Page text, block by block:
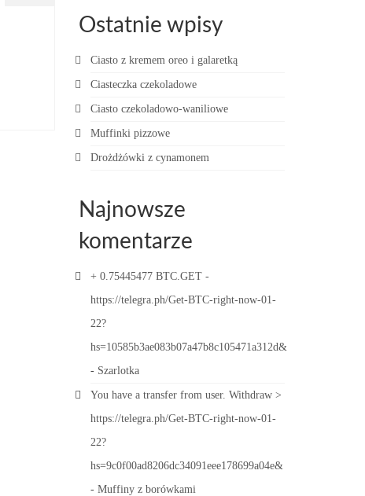
Ostatnie wpisy
Ciasto z kremem oreo i galaretką
Ciasteczka czekoladowe
Ciasto czekoladowo-waniliowe
Muffinki pizzowe
Drożdżówki z cynamonem
Najnowsze
komentarze
+ 0.75445477 BTC.GET -
https://telegra.ph/Get-BTC-right-now-01-
22?
hs=10585b3ae083b07a47b8c105471a312d&
- Szarlotka
You have a transfer from user. Withdrаw >
https://telegra.ph/Get-BTC-right-now-01-
22?
hs=9c0f00ad8206dc34091eee178699a04e&
- Muffiny z borówkami